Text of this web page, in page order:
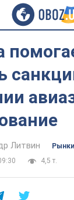
Литвин
4,5 т.